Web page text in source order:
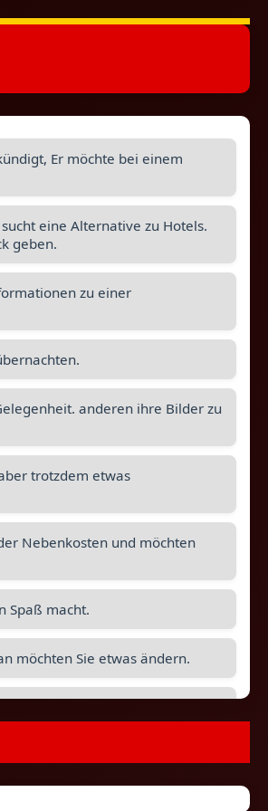
Er möchte bei einem
eine Alternative zu Hotels.
geben.
zu einer
anderen ihre Bilder zu
trotzdem etwas
Nebenkosten und möchten
Spaß macht.
möchten Sie etwas ändern.